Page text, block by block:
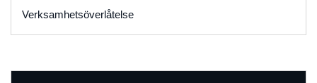
Verksamhetsöverlåtelse